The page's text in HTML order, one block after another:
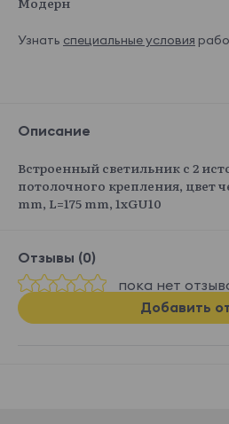
Узнать специальные условия
Описание
Встроенный светильник с 2
потолочного крепления, цвет
mm, L=175 mm, 1хGU10
Отзывы (0)
пока нет
Добавить